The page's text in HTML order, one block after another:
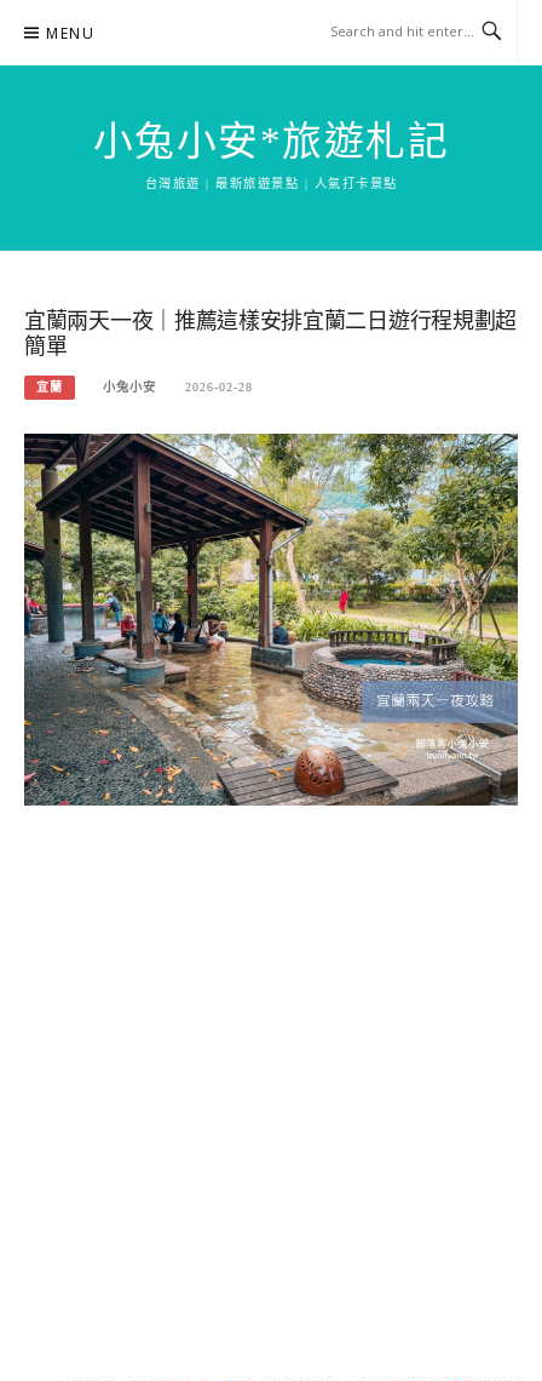
content
MENU
小兔小安*旅遊札記
台灣旅遊 | 最新旅遊景點 | 人氣打卡景點
宜蘭兩天一夜｜推薦這樣安排宜蘭二日遊行程規劃超
簡單
宜蘭 小兔小安 2026-02-28